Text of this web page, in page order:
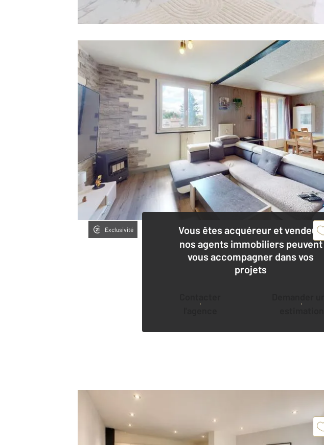
Vous êtes acquéreur et vendeur,
nos agents immobiliers peuvent
vous accompagner dans vos
projets
Exclusivité